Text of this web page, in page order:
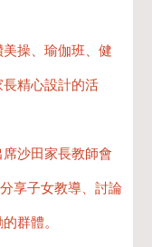
操、瑜伽班、健
精心設計的活
沙田家長教師會
享子女教導、討論
群體。​